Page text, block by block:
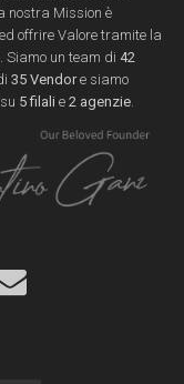
nostra Mission è
offrire Valore tramite la
Siamo un team di 42
35 Vendore siamo
5 filali e 2 agenzie